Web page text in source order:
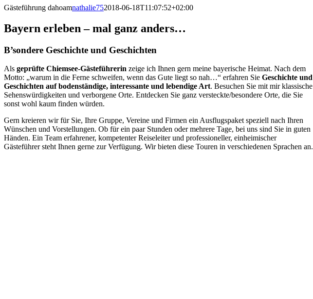
Gästeführung dahoamnathalie752018-06-18T11:07:52+02:00
Bayern erleben – mal ganz anders…
B’sondere Geschichte und Geschichten
Als geprüfte Chiemsee-Gästeführerin zeige ich Ihnen gern meine bayerische Heimat. Nach dem
Motto: „warum in die Ferne schweifen, wenn das Gute liegt so nah…“ erfahren Sie Geschichte und
Geschichten auf bodenständige, interessante und lebendige Art. Besuchen Sie mit mir klassische
Sehenswürdigkeiten und verborgene Orte. Entdecken Sie ganz versteckte/besondere Orte, die Sie
sonst wohl kaum finden würden.
Gern kreieren wir für Sie, Ihre Gruppe, Vereine und Firmen ein Ausflugspaket speziell nach Ihren
Wünschen und Vorstellungen. Ob für ein paar Stunden oder mehrere Tage, bei uns sind Sie in guten
Händen. Ein Team erfahrener, kompetenter Reiseleiter und professioneller, einheimischer
Gästeführer steht Ihnen gerne zur Verfügung. Wir bieten diese Touren in verschiedenen Sprachen an.